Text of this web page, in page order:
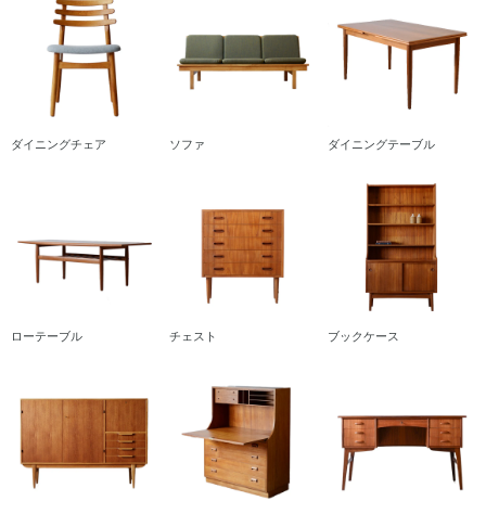
ダイニングチェア ソファ ダイニングテーブル
ローテーブル チェスト ブックケース